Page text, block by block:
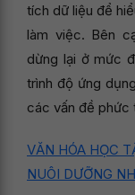
tích dữ liệu để
làm việc. Bên
dừng lại ở mức
trình độ ứng
các vấn đề phức
VĂN HÓA HỌC
NUÔI DƯỠNG